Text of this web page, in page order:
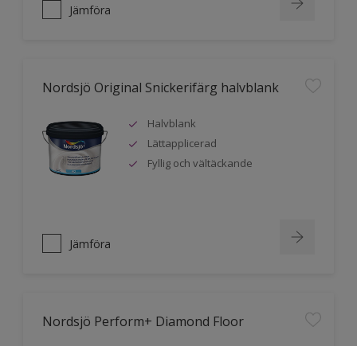
Jämföra
Nordsjö Original Snickerifärg halvblank
Halvblank
Lättapplicerad
Fyllig och vältäckande
Jämföra
Nordsjö Perform+ Diamond Floor